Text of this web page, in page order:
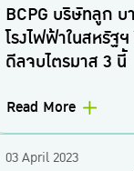
BCPG บริษัทลูก
โรงไฟฟ้าในสหรัฐ
ดีลจบไตรมาส 3 นี้
Read More
03 April 2023